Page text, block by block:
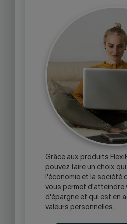
Grâce aux produits
pouvez faire un choix
l'économie et la société
vous permet d'atteindre
d'épargne et qui est en
valeurs personnelles.